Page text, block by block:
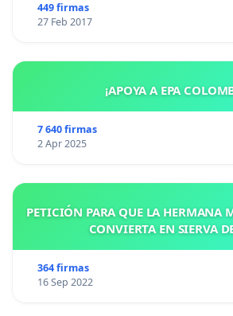
449 firmas
27 Feb 2017
¡APOYA A EPA
7 640 firmas
2 Apr 2025
PETICIÓN PARA QUE LA HERMANA
CONVIERTA EN SIERVA
364 firmas
16 Sep 2022